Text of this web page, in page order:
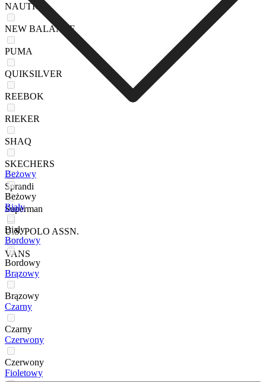
NAUTICA
NEW BALANCE
PUMA
QUIKSILVER
REEBOK
RIEKER
SHAQ
SKECHERS
Sprandi
Superman
U.S. POLO ASSN.
VANS
Beżowy
Beżowy
Biały
Biały
Bordowy
Bordowy
Brązowy
Brązowy
Czarny
Czarny
Czerwony
Czerwony
Fioletowy